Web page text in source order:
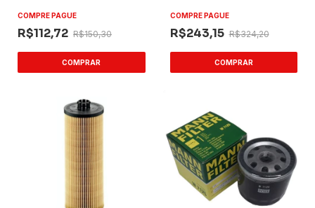
COMPRE PAGUE
R$112,72 R$150,30
COMPRE PAGUE
R$243,15 R$324,20